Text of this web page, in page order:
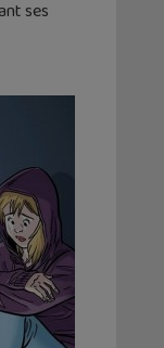
ses